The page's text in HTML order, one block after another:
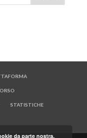
STATISTICHE
da parte nostra.